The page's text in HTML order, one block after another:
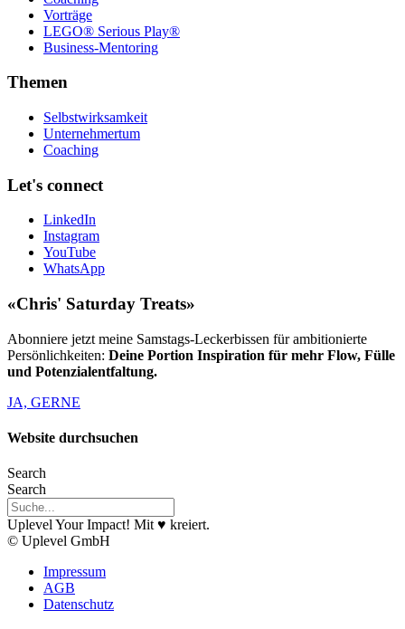
Vorträge
LEGO® Serious Play®
Business-Mentoring
Themen
Selbstwirksamkeit
Unternehmertum
Coaching
Let's connect
LinkedIn
Instagram
YouTube
WhatsApp
«Chris' Saturday Treats»
Abonniere jetzt meine Samstags-Leckerbissen für ambitionierte
Persönlichkeiten: Deine Portion Inspiration für mehr Flow, Fülle
und Potenzialentfaltung.
JA, GERNE
Website durchsuchen
Search
Search
Uplevel Your Impact! Mit ♥️ kreiert.
© Uplevel GmbH
Impressum
AGB
Datenschutz